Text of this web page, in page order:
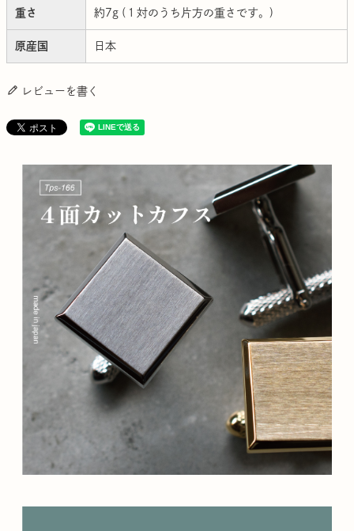
重さ 約7g (１対のうち片方の重さです。)
原産国 日本
レビューを書く